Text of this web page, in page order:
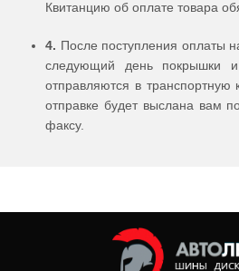
Квитанцию об оплате товара
4. После поступления оплаты
следующий день покрышки
отправляются в
отправке будет выслана вам
факсу.